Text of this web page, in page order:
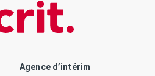
Agence d’intérim